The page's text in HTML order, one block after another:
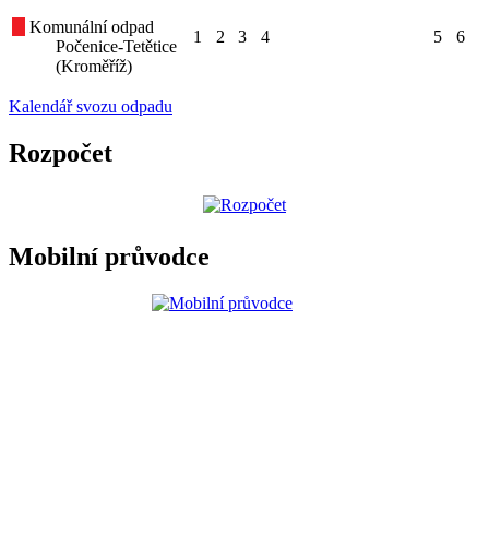
Komunální odpad
Počenice-Tetětice
(Kroměříž)
1 2 3 4 5 6
Kalendář svozu odpadu
Rozpočet
Mobilní průvodce